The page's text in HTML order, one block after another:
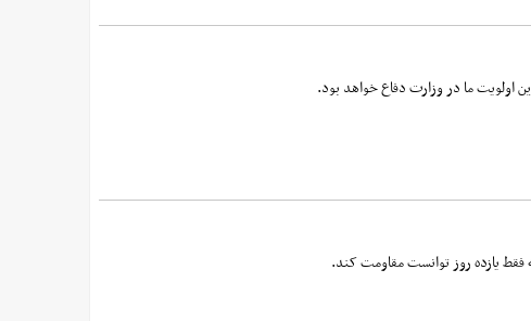
اولویت ما در وزارت دفاع خواهد بود.
فقط یازده روز توانست مقاومت کند.